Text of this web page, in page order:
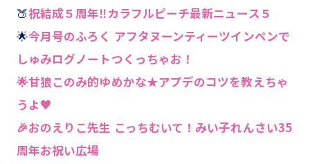
🍑祝結成５周年‼カラフルピーチ最新ニュース５
🌟今月号のふろく アフタヌーンティーツインペンで
しゅみログノートつくっちゃお！
🌟甘狼このみ的ゆめかな★アプデのコツを教えちゃ
うよ♥
🎉おのえりこ先生 こっちむいて！みい子れんさい35
周年お祝い広場